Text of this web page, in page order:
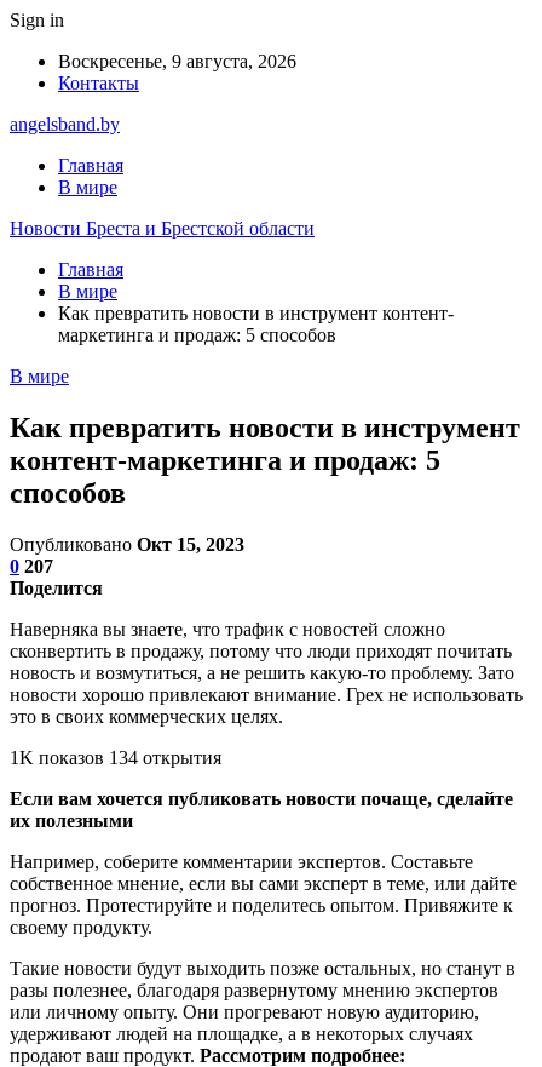
Sign in
Воскресенье, 9 августа, 2026
Контакты
angelsband.by
Главная
В мире
Новости Бреста и Брестской области
Главная
В мире
Как превратить новости в инструмент контент-
маркетинга и продаж: 5 способов
В мире
Как превратить новости в инструмент
контент-маркетинга и продаж: 5
способов
Опубликовано Окт 15, 2023
0 207
Поделится
Наверняка вы знаете, что трафик с новостей сложно
сконвертить в продажу, потому что люди приходят почитать
новость и возмутиться, а не решить какую-то проблему. Зато
новости хорошо привлекают внимание. Грех не использовать
это в своих коммерческих целях.
1K показов 134 открытия
Если вам хочется публиковать новости почаще, сделайте
их полезными
Например, соберите комментарии экспертов. Составьте
собственное мнение, если вы сами эксперт в теме, или дайте
прогноз. Протестируйте и поделитесь опытом. Привяжите к
своему продукту.
Такие новости будут выходить позже остальных, но станут в
разы полезнее, благодаря развернутому мнению экспертов
или личному опыту. Они прогревают новую аудиторию,
удерживают людей на площадке, а в некоторых случаях
продают ваш продукт. Рассмотрим подробнее: